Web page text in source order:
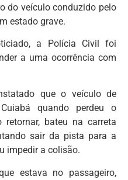
do veículo conduzido pelo
estado grave.
a Polícia Civil foi
a uma ocorrência com
que o veículo de
quando perdeu o
bateu na carreta
sair da pista para a
impedir a colisão.
estava no passageiro,